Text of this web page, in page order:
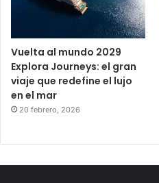
Vuelta al mundo 2029
Explora Journeys: el gran
viaje que redefine el lujo
en el mar
20 febrero, 2026